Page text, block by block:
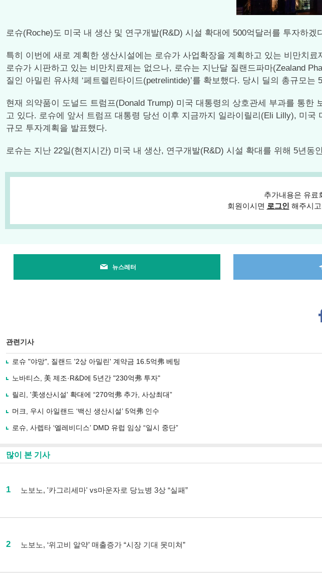
로슈(Roche)도 미국 내 생산 및 연구개발(R&D) 시설 확대에 500억달러를 투자하
특히 이번에 새로 계획한 생산시설에는 로슈가 사업확장을 계획하고 있는 비만치
로슈가 시판하고 있는 비만치료제는 없으나, 로슈는 지난달 질랜드파마(Zealand
질인 아밀린 유사체 ‘페트렐린타이드(petrelintide)’를 확보했다. 당시 딜의 총규모는
현재 의약품이 도널드 트럼프(Donald Trump) 미국 대통령의 상호관세 부과를 통
고 있다. 로슈에 앞서 트럼프 대통령 당선 이후 지금까지 일라이릴리(Eli Lilly), 미
규모 투자계획을 발표했다.
로슈는 지난 22일(현지시간) 미국 내 생산, 연구개발(R&D) 시설 확대를 위해 5년동
추가내용은 유료
회원이시면 로그인 해주시
뉴스레터
관련기사
로슈 "야망", 질랜드 '2상 아밀린' 계약금 16.5억弗 베팅
노바티스, 美 제조·R&D에 5년간 "230억弗 투자"
릴리, '美생산시설' 확대에 “270억弗 추가, 사상최대”
머크, 우시 아일랜드 ‘백신 생산시설’ 5억弗 인수
로슈, 사렙타 ‘엘레비디스’ DMD 유럽 임상 “일시 중단”
많이 본 기사
1 노보노, '카그리세마' vs마운자로 당뇨병 3상 “실패”
2 노보노, ‘위고비 알약’ 매출증가 “시장 기대 못미쳐”